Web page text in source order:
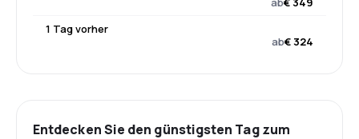
1 Tag vorher
ab€ 324
Entdecken Sie den günstigsten Tag zum